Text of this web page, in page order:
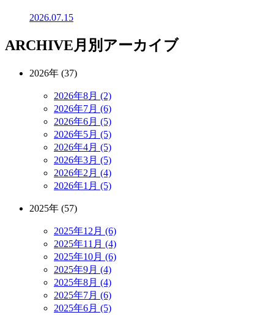
2026.07.15
ARCHIVE月別アーカイブ
2026年 (37)
2026年8月 (2)
2026年7月 (6)
2026年6月 (5)
2026年5月 (5)
2026年4月 (5)
2026年3月 (5)
2026年2月 (4)
2026年1月 (5)
2025年 (57)
2025年12月 (6)
2025年11月 (4)
2025年10月 (6)
2025年9月 (4)
2025年8月 (4)
2025年7月 (6)
2025年6月 (5)